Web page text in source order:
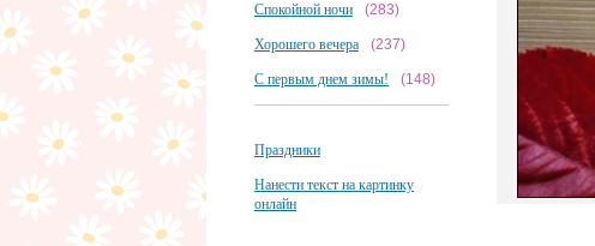
Спокойной ночи (283)
Хорошего вечера (237)
С первым днем зимы! (148)
Праздники
Нанести текст на картинку
онлайн